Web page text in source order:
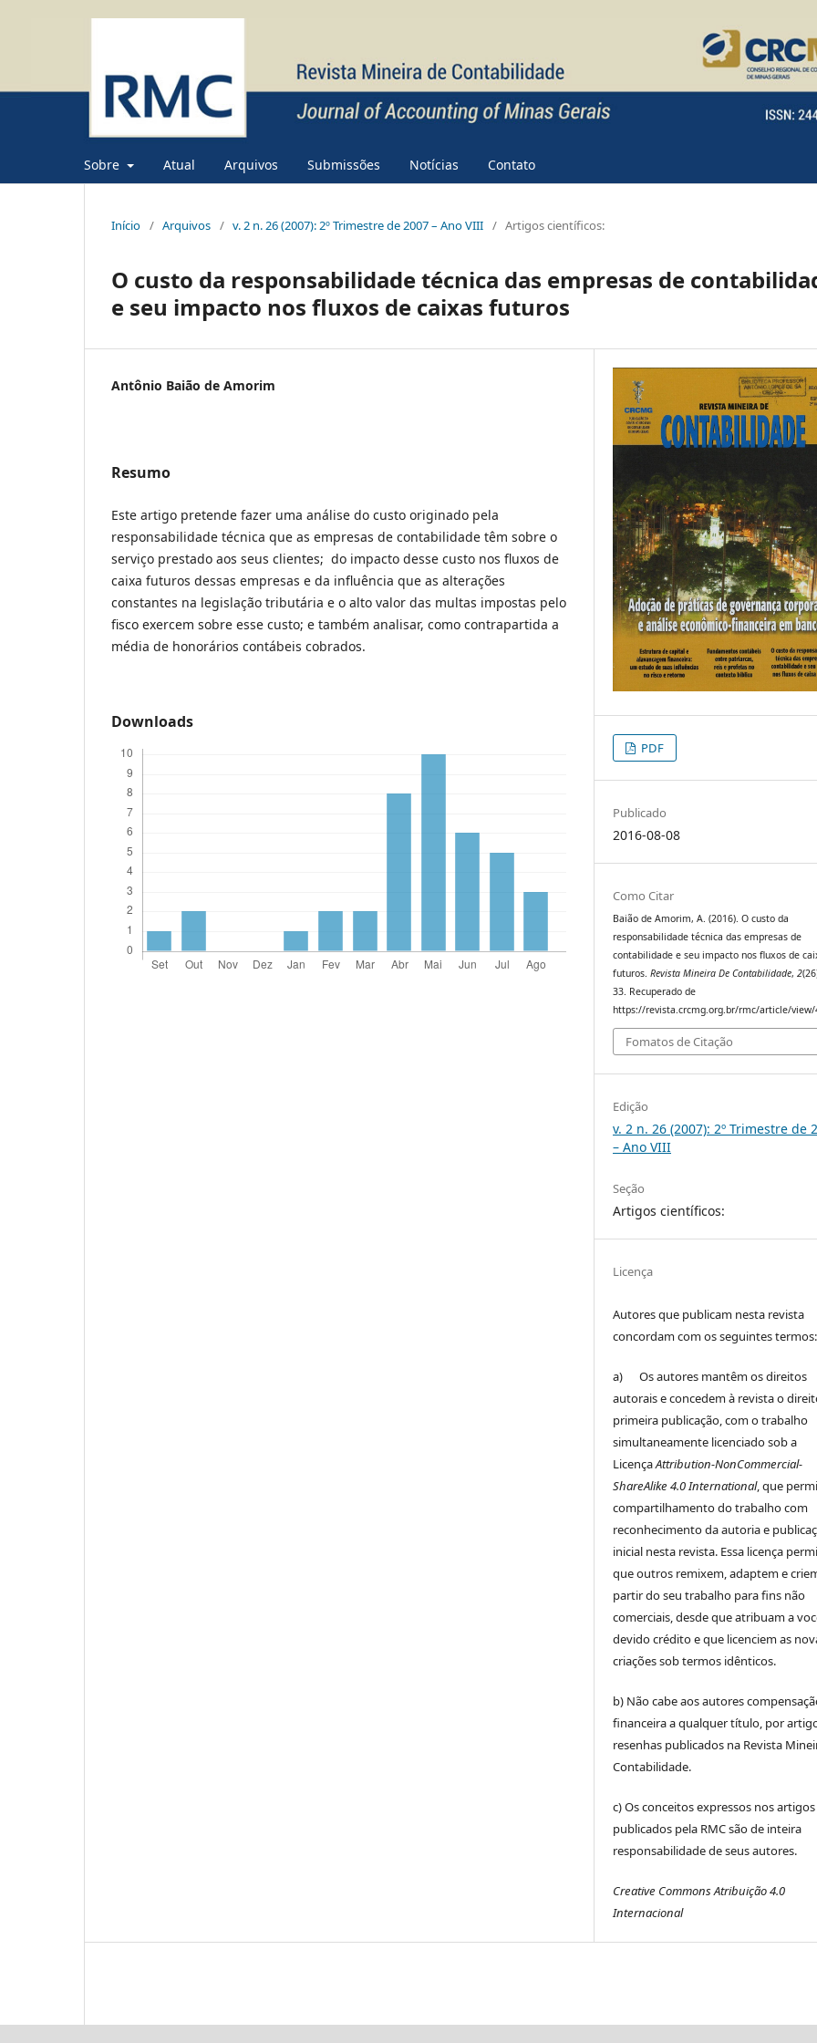
Sobre Atual Arquivos Submissões Notícias Contato
Início / Arquivos / v. 2 n. 26 (2007): 2º Trimestre de 2007 – Ano VIII / Artigos científicos:
O custo da responsabilidade técnica das empresas de
e seu impacto nos fluxos de caixas futuros
Antônio Baião de Amorim
Resumo
Este artigo pretende fazer uma análise do custo originado pela
responsabilidade técnica que as empresas de contabilidade têm sobre o
serviço prestado aos seus clientes; do impacto desse custo nos fluxos de
caixa futuros dessas empresas e da influência que as alterações
constantes na legislação tributária e o alto valor das multas impostas pelo
fisco exercem sobre esse custo; e também analisar, como contrapartida a
média de honorários contábeis cobrados.
Downloads
PDF
Publicado
2016-08-08
Como Citar
Baião de Amorim, A. (2016). O custo da
responsabilidade técnica das empresas de
contabilidade e seu impacto nos fluxos de
futuros.Revista Mineira De Contabilidade,2
33. Recuperado de
https://revista.crcmg.org.br/rmc/article/view/
Fomatos de Citação
Edição
v. 2 n. 26 (2007): 2º Trimestre de
– Ano VIII
Seção
Artigos científicos:
Licença
Autores que publicam nesta revista
concordam com os seguintes termos:
a) Os autores mantêm os direitos
autorais e concedem à revista o
primeira publicação, com o trabalho
simultaneamente licenciado sob a
LicençaAttribution-NonCommercial-
ShareAlike 4.0 International, que
compartilhamento do trabalho com
reconhecimento da autoria e
inicial nesta revista. Essa licença
que outros remixem, adaptem e
partir do seu trabalho para fins não
comerciais, desde que atribuam a
devido crédito e que licenciem as
criações sob termos idênticos.
b) Não cabe aos autores
financeira a qualquer título, por
resenhas publicados na Revista
Contabilidade.
c) Os conceitos expressos nos artigos
publicados pela RMC são de inteira
responsabilidade de seus autores.
Creative Commons Atribuição 4.0
Internacional